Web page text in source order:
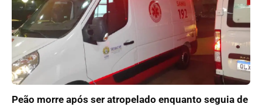
Peão morre após ser atropelado enquanto seguia de